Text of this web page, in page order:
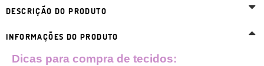
DESCRIÇÃO DO PRODUTO
INFORMAÇÕES DO PRODUTO
Dicas para compra de tecidos: